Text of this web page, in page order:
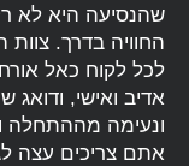
שהנסיעה היא לא
החוויה בדרך.
לכל לקוח כאל
אדיב ואישי, ודואג
ונעימה מההתחלה
אתם צריכים עצה